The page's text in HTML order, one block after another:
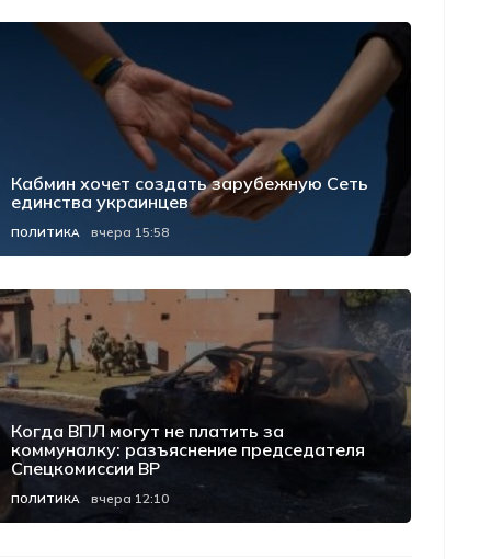
Кабмин хочет создать зарубежную Сеть
единства украинцев
Категория
ПОЛИТИКА
Дата публикации
вчера 15:58
Когда ВПЛ могут не платить за
коммуналку: разъяснение председателя
Спецкомиссии ВР
Категория
ПОЛИТИКА
Дата публикации
вчера 12:10